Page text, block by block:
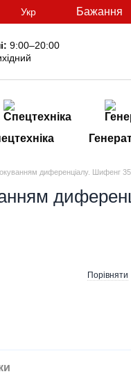
Укр Бажання
9:00–20:00
диференціалу. Шифенг
Порівняти